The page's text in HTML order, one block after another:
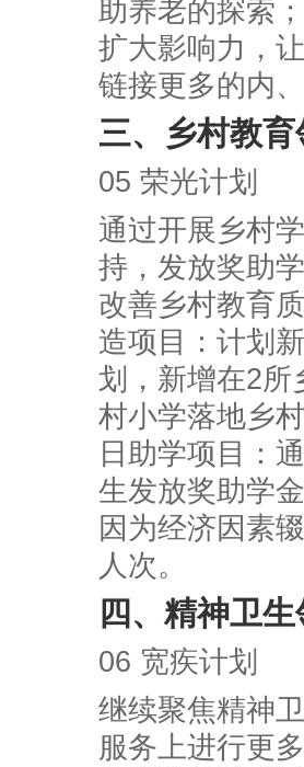
助养老的探索
扩大影响力，
链接更多的内
三、乡村教育
05 荣光计划
通过开展乡村
持，发放奖助
改善乡村教育
造项目：计划
划，新增在2所
村小学落地乡
日助学项目：
生发放奖助学
因为经济因素
人次。
四、精神卫
06 宽疾计划
继续聚焦精神
服务上进行更